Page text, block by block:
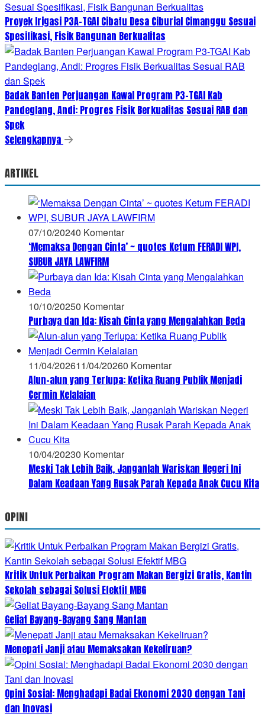
Proyek Irigasi P3A-TGAI Cibatu Desa Ciburial Cimanggu Sesuai
Spesifikasi, Fisik Bangunan Berkualitas
Badak Banten Perjuangan Kawal Program P3-TGAI Kab
Pandeglang, Andi: Progres Fisik Berkualitas Sesuai RAB dan
Spek
Selengkapnya
ARTIKEL
07/10/20240 Komentar
‘Memaksa Dengan Cinta’ ~ quotes Ketum FERADI WPI,
SUBUR JAYA LAWFIRM
10/10/20250 Komentar
Purbaya dan Ida: Kisah Cinta yang Mengalahkan Beda
11/04/202611/04/20260 Komentar
Alun-alun yang Terlupa: Ketika Ruang Publik Menjadi
Cermin Kelalaian
10/04/20230 Komentar
Meski Tak Lebih Baik, Janganlah Wariskan Negeri Ini
Dalam Keadaan Yang Rusak Parah Kepada Anak Cucu Kita
OPINI
Kritik Untuk Perbaikan Program Makan Bergizi Gratis, Kantin
Sekolah sebagai Solusi Efektif MBG
Geliat Bayang-Bayang Sang Mantan
Menepati Janji atau Memaksakan Kekeliruan?
Opini Sosial: Menghadapi Badai Ekonomi 2030 dengan Tani
dan Inovasi